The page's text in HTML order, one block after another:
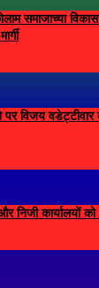
समाजाच्या
पर विजय
निजी कार्यालयों